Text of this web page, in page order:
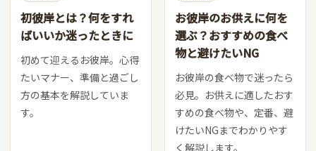
初彼岸とは？何をすれ
ばいいか迷ったときに
初めて迎えるお彼岸。心得
たいマナー、準備と過ごし
方の基本を解説していま
す。
お彼岸のお供えに何を
選ぶ？おすすめの食べ
物と避けたいNG
お彼岸の食べ物で迷ったら
必見。お供えに適したおす
すめの食べ物や、定番、避
けたいNGまでわかりやす
く解説します。